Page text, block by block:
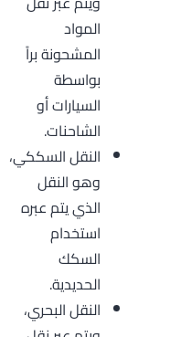
المواد
المشحونة براً
بواسطة
السيارات أو
الشاحنات.
النقل السككي،
وهو النقل
الذي يتم عبره
استخدام
السكك
الحديدية.
النقل البحري،